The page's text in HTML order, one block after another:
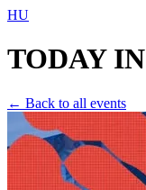
HU
TODAY IN
← Back to all events